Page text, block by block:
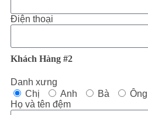
Điện thoại
Khách Hàng #2
Danh xưng
Chị
Anh Bà
Ông
Họ và tên đệm